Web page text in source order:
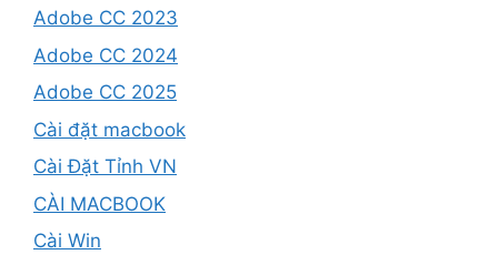
Adobe CC 2023
Adobe CC 2024
Adobe CC 2025
Cài đặt macbook
Cài Đặt Tỉnh VN
CÀI MACBOOK
Cài Win